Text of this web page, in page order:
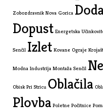
Zobozdravnik Nova Gorica
Dopust Energetska
Senčil Izlet Kovane Ograje
Modna Industrija Montaža Senčil
Obisk Pri Stricu Oblačila
Plovba Poletne Počitnice